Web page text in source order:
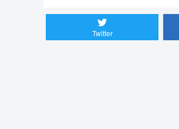
Twitter